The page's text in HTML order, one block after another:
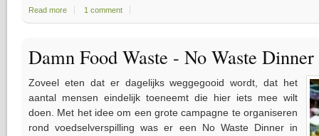
Read more about Dumpsterdam kookt in Leiden - Foto's
1 comment
Damn Food Waste - No Waste
Zoveel eten dat er dagelijks weggegooid wordt, dat het
aantal mensen eindelijk toeneemt die hier iets mee wilt
doen. Met het idee om een grote campagne te organiseren
rond voedselverspilling was er een No Waste Dinner in